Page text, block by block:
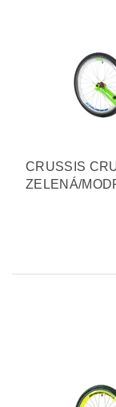
CRUSSIS
ZELENÁ/